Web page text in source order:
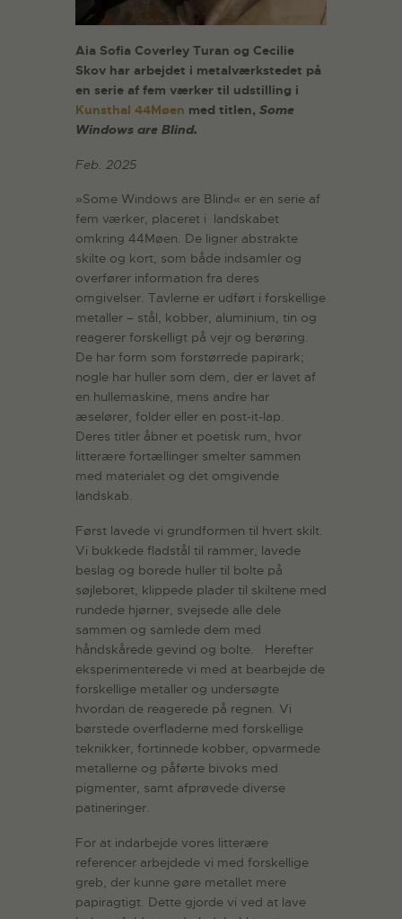
Aia Sofia Coverley Turan og Cecilie
Skov har arbejdet i metalværkstedet på
en serie af fem værker til udstilling i
Kunsthal 44Møen med titlen, Some
Windows are Blind.
Feb. 2025
»Some Windows are Blind« er en serie af
fem værker, placeret i landskabet
omkring 44Møen. De ligner abstrakte
skilte og kort, som både indsamler og
overfører information fra deres
omgivelser. Tavlerne er udført i forskellige
metaller – stål, kobber, aluminium, tin og
reagerer forskelligt på vejr og berøring.
De har form som forstørrede papirark;
nogle har huller som dem, der er lavet af
en hullemaskine, mens andre har
æselører, folder eller en post-it-lap.
Deres titler åbner et poetisk rum, hvor
litterære fortællinger smelter sammen
med materialet og det omgivende
landskab.
Først lavede vi grundformen til hvert skilt.
Vi bukkede fladstål til rammer, lavede
beslag og borede huller til bolte på
søjleboret, klippede plader til skiltene med
rundede hjørner, svejsede alle dele
sammen og samlede dem med
håndskårede gevind og bolte. Herefter
eksperimenterede vi med at bearbejde de
forskellige metaller og undersøgte
hvordan de reagerede på regnen. Vi
børstede overfladerne med forskellige
teknikker, fortinnede kobber, opvarmede
metallerne og påførte bivoks med
pigmenter, samt afprøvede diverse
patineringer.
For at indarbejde vores litterære
referencer arbejdede vi med forskellige
greb, der kunne gøre metallet mere
papiragtigt. Dette gjorde vi ved at lave